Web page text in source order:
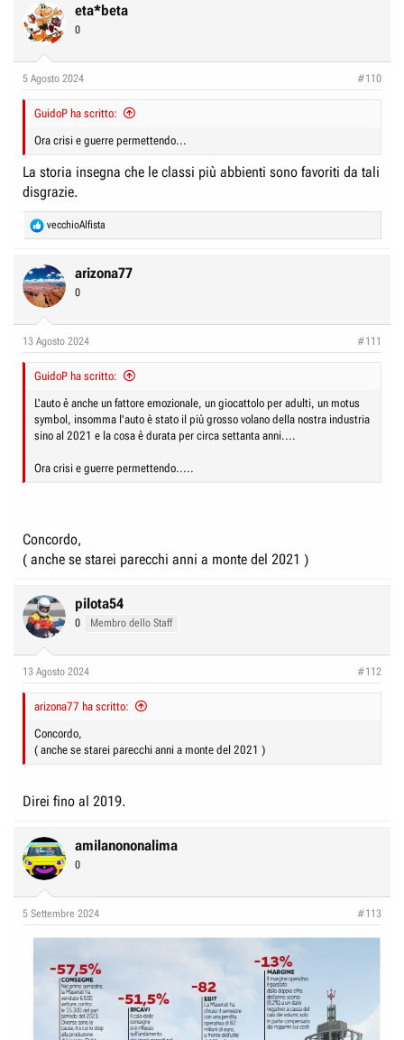
c
t
i
s
eta*beta
0
5 Agosto 2024 #110
GuidoP ha scritto:
Ora crisi e guerre permettendo...
La storia insegna che le classi più abbienti sono favoriti da tali
disgrazie.
R
e
c
t
i
s
vecchioAlfista
arizona77
0
13 Agosto 2024 #111
GuidoP ha scritto:
L'auto è anche un fattore emozionale, un giocattolo per adulti, un motus
symbol, insomma l'auto è stato il più grosso volano della nostra industria
sino al 2021 e la cosa è durata per circa settanta anni....
Ora crisi e guerre permettendo.....
Concordo,
( anche se starei parecchi anni a monte del 2021 )
pilota54
0 Membro dello Staff
13 Agosto 2024 #112
arizona77 ha scritto:
Concordo,
( anche se starei parecchi anni a monte del 2021 )
Direi fino al 2019.
amilanononalima
0
5 Settembre 2024 #113